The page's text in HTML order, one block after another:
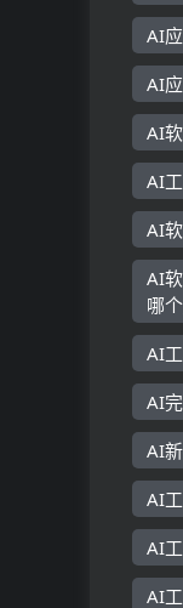
AI
AI
AI
AI
AI
AI
哪
AI
AI
AI
AI
AI
AI